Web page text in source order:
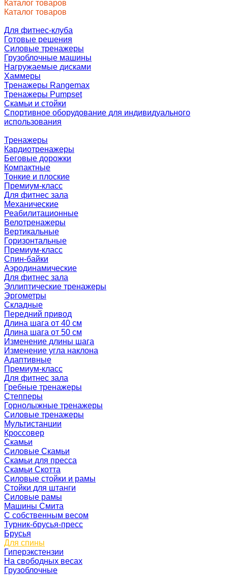
Каталог товаров
Каталог товаров
Для фитнес-клуба
Готовые решения
Силовые тренажеры
Грузоблочные машины
Нагружаемые дисками
Хаммеры
Тренажеры Rangemax
Тренажеры Pumpset
Скамьи и стойки
Спортивное оборудование для индивидуального
использования
Тренажеры
Кардиотренажеры
Беговые дорожки
Компактные
Тонкие и плоские
Премиум-класс
Для фитнес зала
Механические
Реабилитационные
Велотренажеры
Вертикальные
Горизонтальные
Премиум-класс
Спин-байки
Аэродинамические
Для фитнес зала
Эллиптические тренажеры
Эргометры
Складные
Передний привод
Длина шага от 40 см
Длина шага от 50 см
Изменение длины шага
Изменение угла наклона
Адаптивные
Премиум-класс
Для фитнес зала
Гребные тренажеры
Степперы
Горнолыжные тренажеры
Силовые тренажеры
Мультистанции
Кроссовер
Скамьи
Силовые Скамьи
Скамьи для пресса
Скамьи Скотта
Силовые стойки и рамы
Стойки для штанги
Силовые рамы
Машины Смита
C собственным весом
Турник-брусья-пресс
Брусья
Для спины
Гиперэкстензии
На свободных весах
Грузоблочные